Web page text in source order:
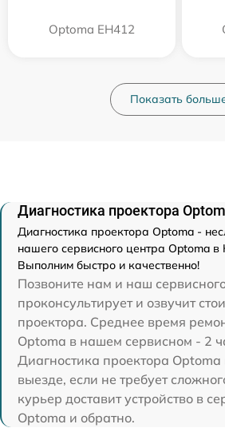
Optoma EH412
Показать
Диагностика проектора
Диагностика проектора Optoma -
нашего сервисного центра Optoma
Выполним быстро и качественно!
Позвоните нам и наш
проконсультирует и озвучит
проектора. Среднее время
Optoma в нашем сервисном - 2
Диагностика проектора Optoma
выезде, если не требует
курьер доставит устройство в
Optoma и обратно.